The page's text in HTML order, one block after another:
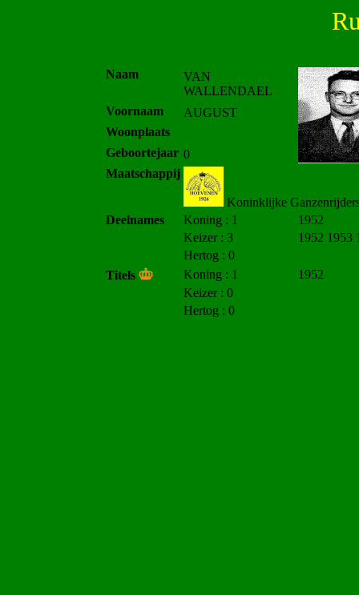
Naam
VAN
WALLENDAEL
Voornaam
AUGUST
Woonplaats
Geboortejaar 0
Maatschappij
Koninklijke
Deelnames
Koning : 1
1952
Keizer : 3
1952 1953
Hertog : 0
Titels
Koning : 1
1952
Keizer : 0
Hertog : 0